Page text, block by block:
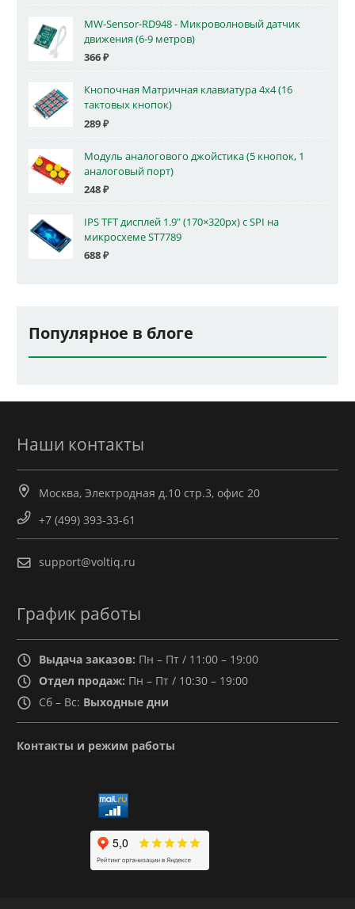
MW-Sensor-RD948 - Микроволновый датчик
движения (6-9 метров)
366₽
Кнопочная Матричная клавиатура 4x4 (16
тактовых кнопок)
289₽
Модуль аналогового джойстика (5 кнопок, 1
аналоговый порт)
248₽
IPS TFT дисплей 1.9" (170×320px) с SPI на
микросхеме ST7789
688₽
Популярное в блоге
Наши контакты
Москва, Электродная д.10 стр.3, офис 20
+7 (499) 393-33-61
support@voltiq.ru
График работы
Выдача заказов: Пн – Пт / 11:00 – 19:00
Отдел продаж: Пн – Пт / 10:30 – 19:00
Сб – Вс: Выходные дни
Контакты и режим работы